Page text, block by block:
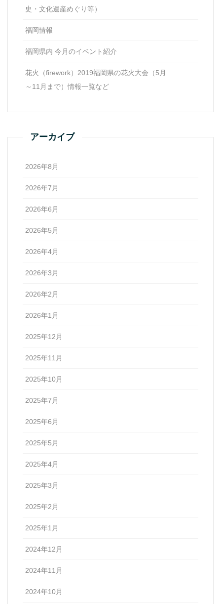
史・文化遺産めぐり等）
福岡情報
福岡県内 今月のイベント紹介
花火（firework）2019福岡県の花火大会（5月
～11月まで）情報一覧など
アーカイブ
2026年8月
2026年7月
2026年6月
2026年5月
2026年4月
2026年3月
2026年2月
2026年1月
2025年12月
2025年11月
2025年10月
2025年7月
2025年6月
2025年5月
2025年4月
2025年3月
2025年2月
2025年1月
2024年12月
2024年11月
2024年10月